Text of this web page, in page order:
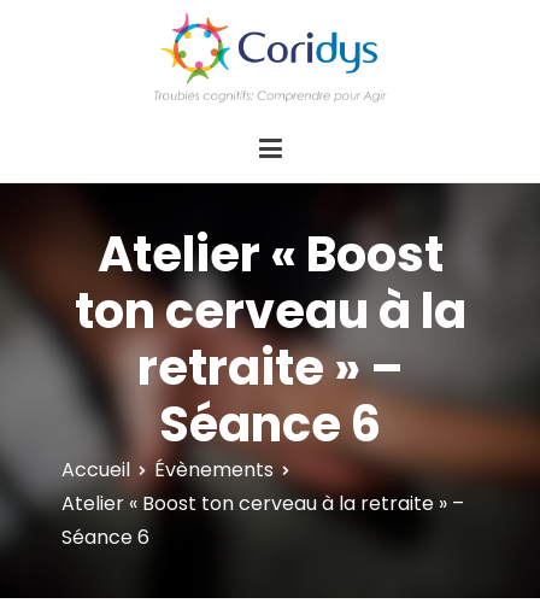
d'actions Information Accompagnement
Innovation/E­xpertise Formations autour des
Atelier « Boost
ton cerveau à la
retraite » –
Séance 6
Accueil
Évènements
Atelier « Boost ton cerveau à la retraite » –
Séance 6